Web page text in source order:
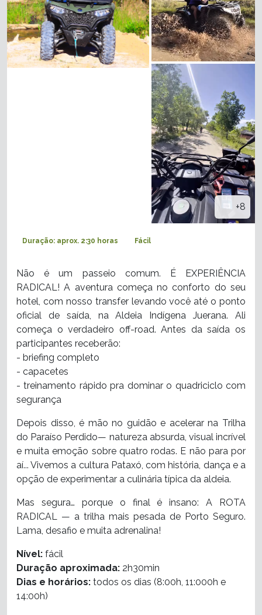
+8
Duração: aprox. 2:30 horas Fácil
Não é um passeio comum. É EXPERIÊNCIA
RADICAL! A aventura começa no conforto do seu
hotel, com nosso transfer levando você até o ponto
oficial de saída, na Aldeia Indígena Juerana. Ali
começa o verdadeiro off-road. Antes da saída os
participantes receberão:
- briefing completo
- capacetes
- treinamento rápido pra dominar o quadriciclo com
segurança
Depois disso, é mão no guidão e acelerar na Trilha
do Paraíso Perdido— natureza absurda, visual incrível
e muita emoção sobre quatro rodas. E não para por
aí... Vivemos a cultura Pataxó, com história, dança e a
opção de experimentar a culinária típica da aldeia.
Mas segura… porque o final é insano: A ROTA
RADICAL — a trilha mais pesada de Porto Seguro.
Lama, desafio e muita adrenalina!
Nível: fácil
Duração aproximada: 2h30min
Dias e horários: todos os dias (8:00h, 11:000h e
14:00h)